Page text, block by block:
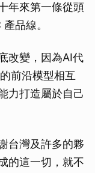
年來第一條從頭
品線。
改變，因為AI代
前沿模型相互
力打造屬於自己
台灣及許多的夥
的這一切，就不